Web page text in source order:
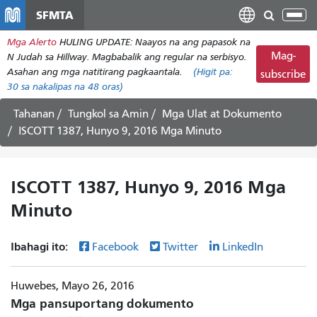
pangunahing
nilalaman
SFMTA
I-
ang
Mga Alerto HULING UPDATE: Naayos na ang papasok na
N Judah sa Hillway. Magbabalik ang regular na serbisyo.
Asahan ang mga natitirang pagkaantala.
(Higit pa:
30 sa nakalipas na 48 oras)
Mag-
subscribe
Tahanan Tungkol sa Amin
Mga Ulat at Dokumento
ISCOTT 1387, Hunyo 9, 2016 Mga Minuto
ISCOTT 1387, Hunyo 9, 2016 Mga
Minuto
Ibahagi ito: Facebook Twitter LinkedIn
Huwebes, Mayo 26, 2016
Mga pansuportang dokumento